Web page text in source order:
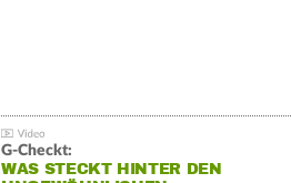
G-Checkt:
WAS STECKT HINTER DEN